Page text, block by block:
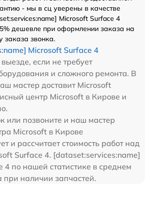
- мы в сц уверены в качестве
Microsoft Surface 4
дешевле при оформлении заказа на
заказа звонка.
Microsoft Surface 4
если не требует
и сложного ремонта. В
мастер доставит Microsoft
центр Microsoft в Кирове и
или позвоните и наш мастер
Microsoft в Кирове
и рассчитает стоимость работ над
Surface 4. [dataset:services:name]
4 по нашей статистике в среднем
при наличии запчастей.